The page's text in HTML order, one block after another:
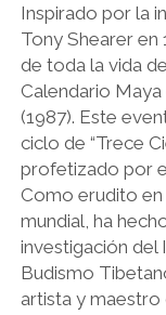
Inspirado por la
Tony Shearer en
de toda la vida
Calendario
(1987). Este
ciclo de “Trece
profetizado por
Como erudito
mundial, ha
investigación del
Budismo
artista y maestro